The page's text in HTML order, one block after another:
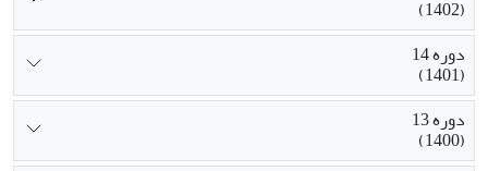
(1402)
دوره 14
(1401)
دوره 13
(1400)